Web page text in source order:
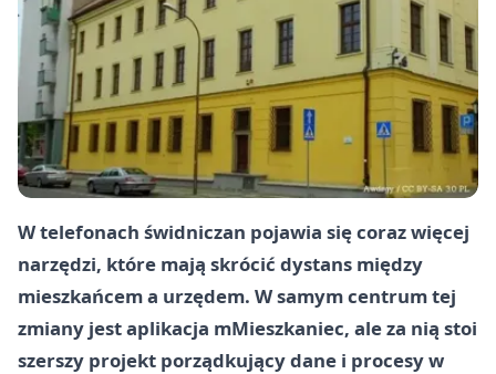
W telefonach świdniczan pojawia się coraz więcej
narzędzi, które mają skrócić dystans między
mieszkańcem a urzędem. W samym centrum tej
zmiany jest aplikacja mMieszkaniec, ale za nią stoi
szerszy projekt porządkujący dane i procesy w